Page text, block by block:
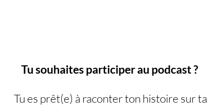
Tu souhaites participer au podcast ?
Tu es prêt(e) à raconter ton histoire sur ta